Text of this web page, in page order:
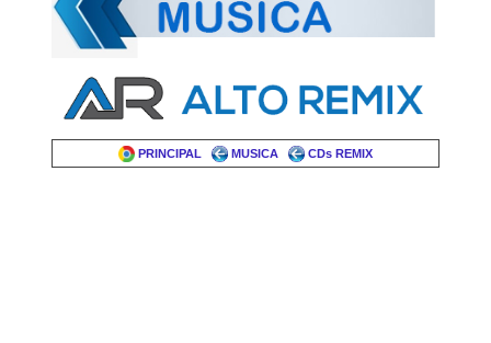
PRINCIPAL MUSICA CDs REMIX